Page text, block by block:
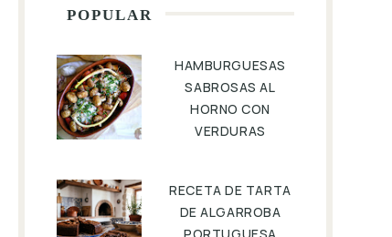
POPULAR
HAMBURGUESAS
SABROSAS AL
HORNO CON
VERDURAS
RECETA DE TARTA
DE ALGARROBA